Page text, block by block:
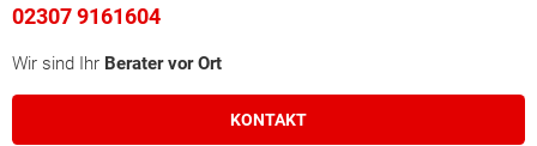
02307 9161604
Wir sind Ihr Berater vor Ort
KONTAKT